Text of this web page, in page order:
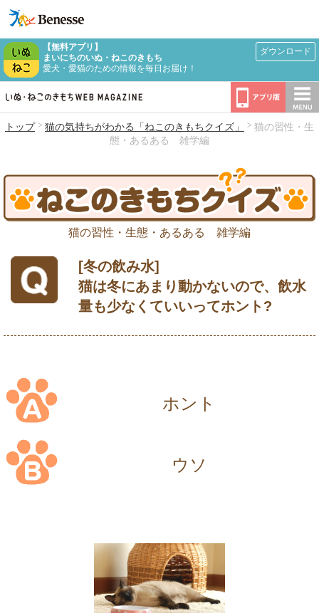
【無料アプリ】
まいにちのいぬ・ねこのきもち
愛犬・愛猫のための情報を毎日お届け！
ダウンロード
トップ 猫の気持ちがわかる「ねこのきもちクイズ」
猫の習性・生
態・あるある 雑学編
猫の習性・生態・あるある 雑学編
[冬の飲み水]
猫は冬にあまり動かないので、飲水
量も少なくていいってホント?
ホント
ウソ